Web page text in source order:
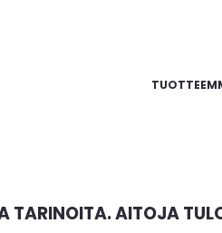
TARINOITA. AITOJA